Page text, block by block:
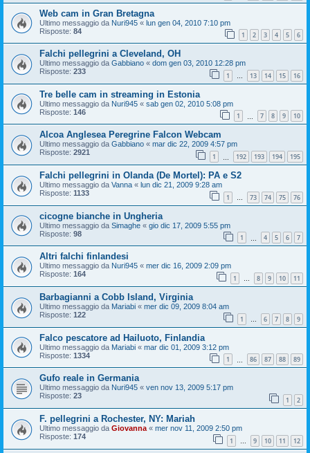
Web cam in Gran Bretagna
Ultimo messaggio da Nuri945 « lun gen 04, 2010 7:10 pm
Risposte: 84 1 2 3 4 5 6
Falchi pellegrini a Cleveland, OH
Ultimo messaggio da Gabbiano « dom gen 03, 2010 12:28 pm
Risposte: 233 1 … 13 14 15 16
Tre belle cam in streaming in Estonia
Ultimo messaggio da Nuri945 « sab gen 02, 2010 5:08 pm
Risposte: 146 1 7 8 9 10
Alcoa Anglesea Peregrine Falcon Webcam
Ultimo messaggio da Gabbiano « mar dic 22, 2009 4:57 pm
Risposte: 2921 1 192 193 194 195
Falchi pellegrini in Olanda (De Mortel): PA e S2
Ultimo messaggio da Vanna « lun dic 21, 2009 9:28 am
Risposte: 1133 1 … 73 74 75 76
cicogne bianche in Ungheria
Ultimo messaggio da Simaghe « gio dic 17, 2009 5:55 pm
Risposte: 98 1 4 5 6 7
Altri falchi finlandesi
Ultimo messaggio da Nuri945 « mer dic 16, 2009 2:09 pm
Risposte: 164 1 … 8 9 10 11
Barbagianni a Cobb Island, Virginia
Ultimo messaggio da Mariabi « mer dic 09, 2009 8:04 am
Risposte: 122 1 … 6 7 8 9
Falco pescatore ad Hailuoto, Finlandia
Ultimo messaggio da Mariabi « mar dic 01, 2009 3:12 pm
Risposte: 1334 1 86 87 88 89
Gufo reale in Germania
Ultimo messaggio da Nuri945 « ven nov 13, 2009 5:17 pm
Risposte: 23 1 2
F. pellegrini a Rochester, NY: Mariah
Ultimo messaggio da Giovanna « mer nov 11, 2009 2:50 pm
Risposte: 174 1 … 9 10 11 12